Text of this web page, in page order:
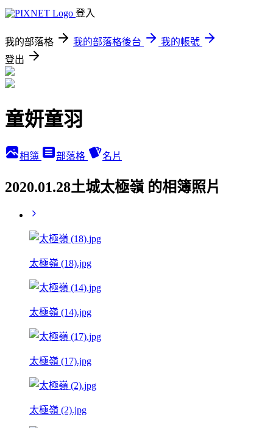
登入
我的部落格 我的部落格後台
我的帳號
登出
童妍童羽
相簿 部落格 名片
2020.01.28土城太極嶺 的相簿照片
太極嶺 (18).jpg
太極嶺 (14).jpg
太極嶺 (17).jpg
太極嶺 (2).jpg